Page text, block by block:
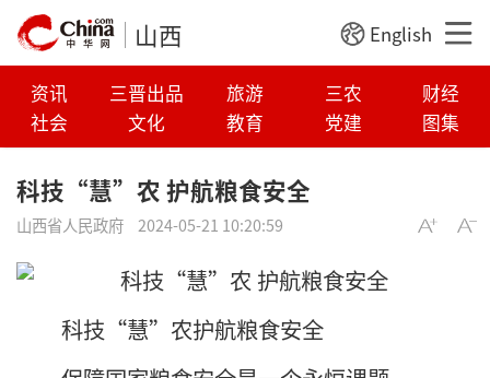
山西 English
资讯 三晋出品 旅游 三农
财经
社会
文化 教育 党建 图集
科技“慧”农 护航粮食安全
山西省人民政府 2024-05-21 10:20:59
科技“慧”农护航粮食安全